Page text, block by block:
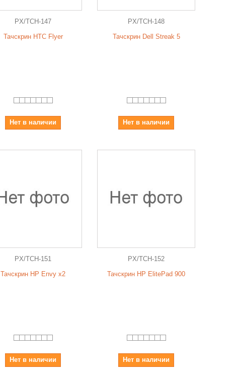
PX/TCH-147
Тачскрин HTC Flyer
Нет в наличии
PX/TCH-148
Тачскрин Dell Streak 5
Нет в наличии
PX/TCH-151
Тачскрин HP Envy x2
Нет в наличии
PX/TCH-152
Тачскрин HP ElitePad 900
Нет в наличии